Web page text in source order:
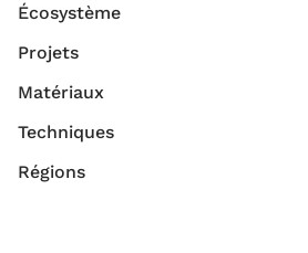
Écosystème
Projets
Matériaux
Techniques
Régions